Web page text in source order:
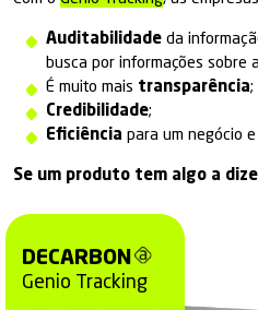
Sistema de
toda a cadeia
identifique-as
Gerando assim
Com o